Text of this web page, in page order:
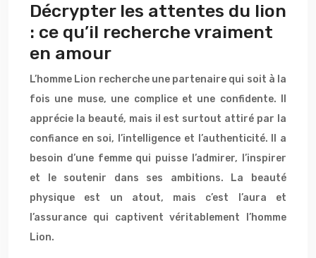
Décrypter les attentes du lion
: ce qu’il recherche vraiment
en amour
L’homme Lion recherche une partenaire qui soit à la
fois une muse, une complice et une confidente. Il
apprécie la beauté, mais il est surtout attiré par la
confiance en soi, l’intelligence et l’authenticité. Il a
besoin d’une femme qui puisse l’admirer, l’inspirer
et le soutenir dans ses ambitions. La beauté
physique est un atout, mais c’est l’aura et
l’assurance qui captivent véritablement l’homme
Lion.